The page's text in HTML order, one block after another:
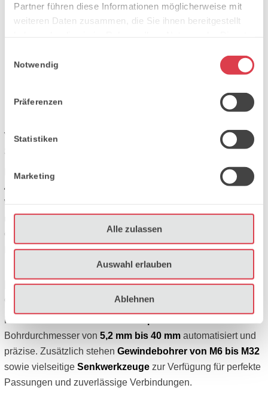
Partner führen diese Informationen möglicherweise mit
weiteren Daten zusammen, die Sie ihnen bereitgestellt
Notwendig
Präferenzen
Statistiken
Marketing
Alle zulassen
Auswahl erlauben
Ablehnen
Vollautomatische Schlacke- und
Schleifbearbeitung
DerLoewer Schleiftisch mit Kantenverrundung (1.000 x
4.000 mm)
Weiterverarbeitung. Durch die
und Schleifbearbeitung
sparen Sie Zeit und verbessern die
Oberflächenqualität für optimale Schweißverbindungen und
Endprodukte mit maximaler Haltbarkeit.
Bohr-, Gewinde- und Senkoperationen in
einem Arbeitsgang
Mit der
Bohrdurchmesser von 5,2 mm bis 40 mmautomatisiert und
präzise. Zusätzlich stehen Gewindebohrer von M6 bis M32
sowie vielseitige Senkwerkzeugezur Verfügung für perfekte
Passungen und zuverlässige Verbindungen.